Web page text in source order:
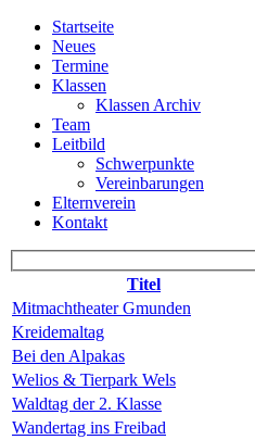
Startseite
Neues
Termine
Klassen
Klassen Archiv
Team
Leitbild
Schwerpunkte
Vereinbarungen
Elternverein
Kontakt
Titel
Mitmachtheater Gmunden
Kreidemaltag
Bei den Alpakas
Welios & Tierpark Wels
Waldtag der 2. Klasse
Wandertag ins Freibad